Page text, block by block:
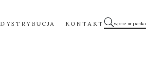
DYSTRYBUCJA KONTAKT